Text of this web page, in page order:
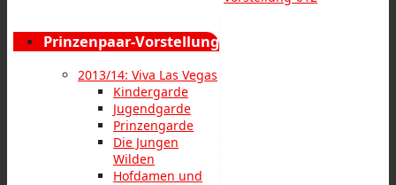
Prinzenpaar-Vorstellung
2013/14: Viva Las Vegas
Kindergarde
Jugendgarde
Prinzengarde
Die Jungen
Wilden
Hofdamen und